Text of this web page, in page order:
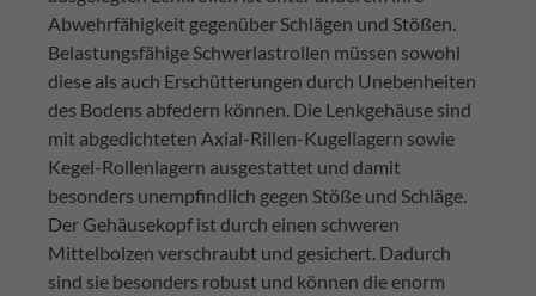
Abwehrfähigkeit gegenüber Schlägen und Stößen.
Belastungsfähige Schwerlastrollen müssen sowohl
diese als auch Erschütterungen durch Unebenheiten
des Bodens abfedern können. Die Lenkgehäuse sind
mit abgedichteten Axial-Rillen-Kugellagern sowie
Kegel-Rollenlagern ausgestattet und damit
besonders unempfindlich gegen Stöße und Schläge.
Der Gehäusekopf ist durch einen schweren
Mittelbolzen verschraubt und gesichert. Dadurch
sind sie besonders robust und können die enorm